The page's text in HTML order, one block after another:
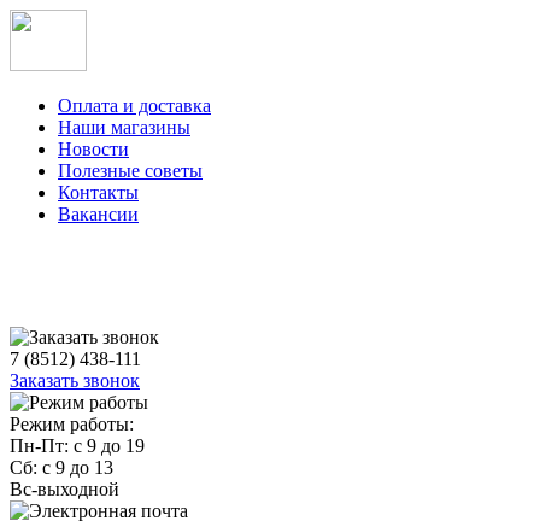
Оплата и доставка
Наши магазины
Новости
Полезные советы
Контакты
Вакансии
7 (8512) 438-111
Заказать звонок
Режим работы:
Пн-Пт: с 9 до 19
Сб: с 9 до 13
Вс-выходной